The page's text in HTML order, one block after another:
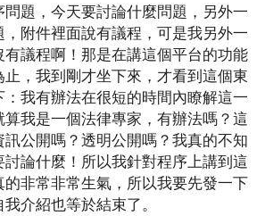
題，今天要討論什麼問題，另外一
附件裡面說有議程，可是我另外一
有議程啊！那是在講這個平台的功能
，我到剛才坐下來，才看到這個東
我有辦法在很短的時間內瞭解這一
我是一個法律專家，有辦法嗎？這
公開嗎？透明公開嗎？我真的不知
論什麼！所以我針對程序上講到這
的非常非常生氣，所以我要先發一下
介紹也等於結束了。